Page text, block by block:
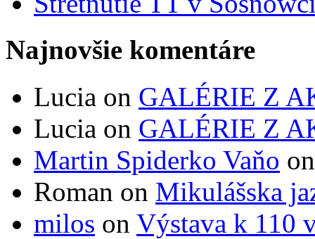
Najnovšie komentáre
Lucia on GALÉRIE Z
Lucia on GALÉRIE Z
Martin Spiderko Vaňo
Roman on Mikulášska
milos on Výstava k 110